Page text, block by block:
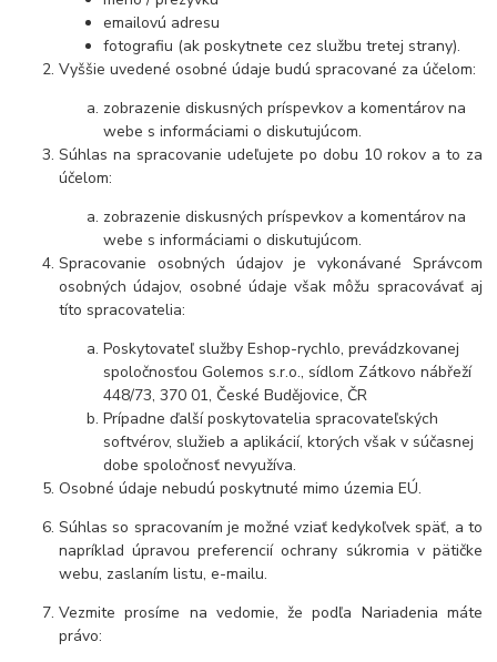
emailovú adresu
fotografiu (ak poskytnete cez službu tretej strany).
Vyššie uvedené osobné údaje budú spracované za účelom:
zobrazenie diskusných príspevkov a komentárov na
webe s informáciami o diskutujúcom.
Súhlas na spracovanie udeľujete po dobu 10 rokov a to za
účelom:
zobrazenie diskusných príspevkov a komentárov na
webe s informáciami o diskutujúcom.
Spracovanie osobných údajov je vykonávané Správcom
osobných údajov, osobné údaje však môžu spracovávať aj
títo spracovatelia:
Poskytovateľ služby Eshop-rychlo, prevádzkovanej
spoločnosťou Golemos s.r.o., sídlom Zátkovo nábřeží
448/73, 370 01, České Budějovice, ČR
Prípadne ďalší poskytovatelia spracovateľských
softvérov, služieb a aplikácií, ktorých však v súčasnej
dobe spoločnosť nevyužíva.
Osobné údaje nebudú poskytnuté mimo územia EÚ.
Súhlas so spracovaním je možné vziať kedykoľvek späť, a to
napríklad úpravou preferencií ochrany súkromia v pätičke
webu, zaslaním listu, e-mailu.
Vezmite prosíme na vedomie, že podľa Nariadenia máte
právo: